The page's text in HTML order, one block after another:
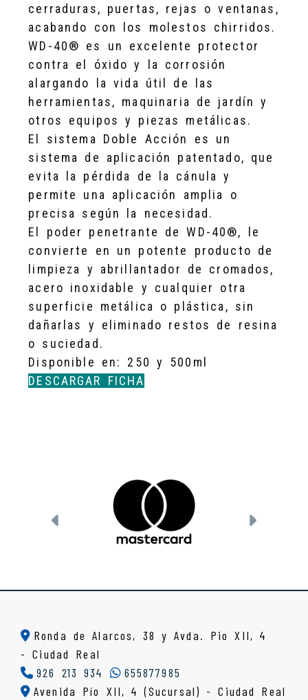
cerraduras, puertas, rejas o ventanas,
acabando con los molestos chirridos.
WD-40® es un excelente protector
contra el óxido y la corrosión
alargando la vida útil de las
herramientas, maquinaria de jardín y
otros equipos y piezas metálicas.
El sistema Doble Acción es un
sistema de aplicación patentado, que
evita la pérdida de la cánula y
permite una aplicación amplia o
precisa según la necesidad.
El poder penetrante de WD-40®, le
convierte en un potente producto de
limpieza y abrillantador de cromados,
acero inoxidable y cualquier otra
superficie metálica o plástica, sin
dañarlas y eliminado restos de resina
o suciedad.
Disponible en: 250 y 500ml
DESCARGAR FICHA
Anterior
Ronda de Alarcos, 38 y Avda. Pio XII, 4
-Ciudad Real
926 213 934
655877985
Avenida Pío XII, 4 (Sucursal) - Ciudad Real